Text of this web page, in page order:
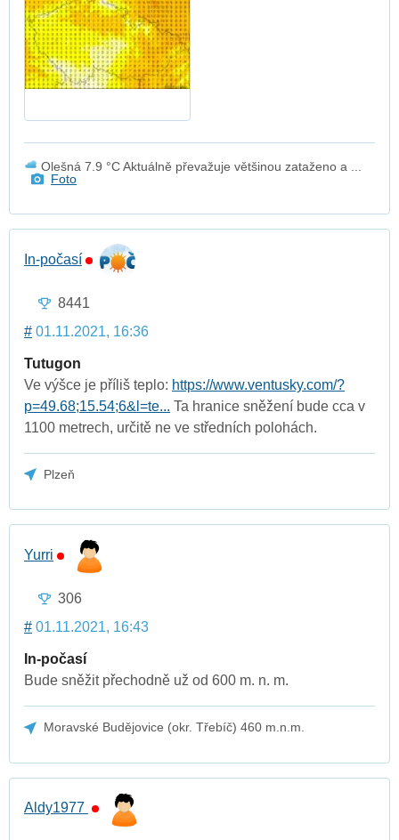
Olešná 7.9 °C Aktuálně převažuje většinou zataženo a ...
Foto
In-počasí
8441
# 01.11.2021, 16:36
Tutugon
Ve výšce je příliš teplo: https://www.ventusky.com/?
p=49.68;15.54;6&l=te... Ta hranice sněžení bude cca v
1100 metrech, určitě ne ve středních polohách.
Plzeň
Yurri
306
# 01.11.2021, 16:43
In-počasí
Bude sněžit přechodně už od 600 m. n. m.
Moravské Budějovice (okr. Třebíč) 460 m.n.m.
Aldy1977